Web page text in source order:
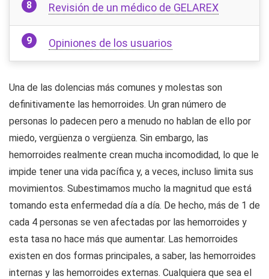
Revisión de un médico de GELAREX
Opiniones de los usuarios
Una de las dolencias más comunes y molestas son
definitivamente las hemorroides. Un gran número de
personas lo padecen pero a menudo no hablan de ello por
miedo, vergüenza o vergüenza. Sin embargo, las
hemorroides realmente crean mucha incomodidad, lo que le
impide tener una vida pacífica y, a veces, incluso limita sus
movimientos. Subestimamos mucho la magnitud que está
tomando esta enfermedad día a día. De hecho, más de 1 de
cada 4 personas se ven afectadas por las hemorroides y
esta tasa no hace más que aumentar. Las hemorroides
existen en dos formas principales, a saber, las hemorroides
internas y las hemorroides externas. Cualquiera que sea el